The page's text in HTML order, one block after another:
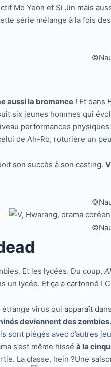
Mo Yeon et Si Jin mais
série mélange à la fois
aussi la bromance ! Et dans
six jeunes hommes qui
performances
de Ah-Ro, roturière un
son succès à son casting.
Et les lycées. Du coup,
un lycée. Et ça a cartonné !
étrange virus qui apparaît
deviennent des zombies.
sont piégés avec d’autres
s’est même hissé à la
La classe, hein ?Une